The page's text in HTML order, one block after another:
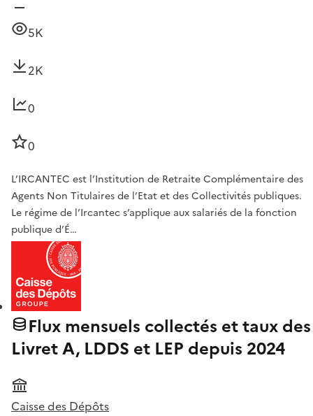
5K
2K
0
0
L’IRCANTEC est l’Institution de Retraite Complémentaire des
Agents Non Titulaires de l’Etat et des Collectivités publiques.
Le régime de l’Ircantec s’applique aux salariés de la fonction
publique d’É…
Flux mensuels collectés et taux des
Livret A, LDDS et LEP depuis 2024
Caisse des Dépôts